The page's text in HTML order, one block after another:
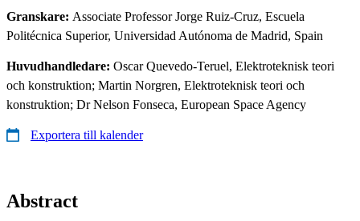
Granskare: Associate Professor Jorge Ruiz-Cruz, Escuela
Politécnica Superior, Universidad Autónoma de Madrid, Spain
Huvudhandledare: Oscar Quevedo-Teruel, Elektroteknisk teori
och konstruktion; Martin Norgren, Elektroteknisk teori och
konstruktion; Dr Nelson Fonseca, European Space Agency
Exportera till kalender
Abstract